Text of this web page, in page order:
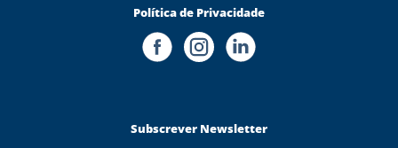
Política de Privacidade
Subscrever Newsletter